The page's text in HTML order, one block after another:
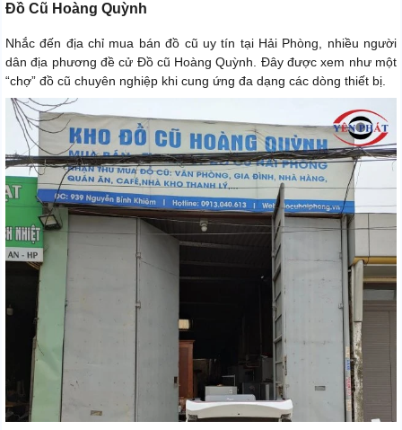
Đồ Cũ Hoàng Quỳnh
Nhắc đến địa chỉ mua bán đồ cũ uy tín tại Hải Phòng, nhiều người
dân địa phương đề cử Đồ cũ Hoàng Quỳnh. Đây được xem như một
“chợ” đồ cũ chuyên nghiệp khi cung ứng đa dạng các dòng thiết bị.